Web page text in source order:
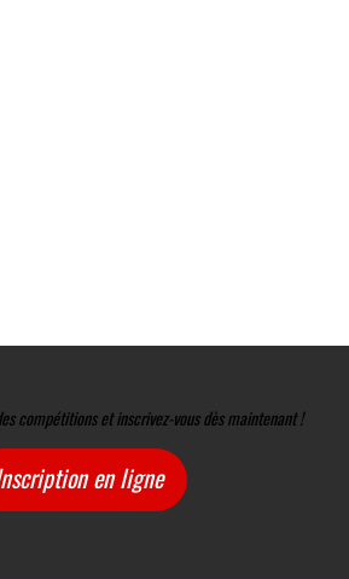
compétitions et inscrivez-vous dès maintenant !
en ligne